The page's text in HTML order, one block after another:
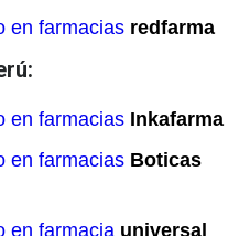
en farmacias redfarma
en farmacias Inkafarma
en farmacias Boticas
en farmacia universal